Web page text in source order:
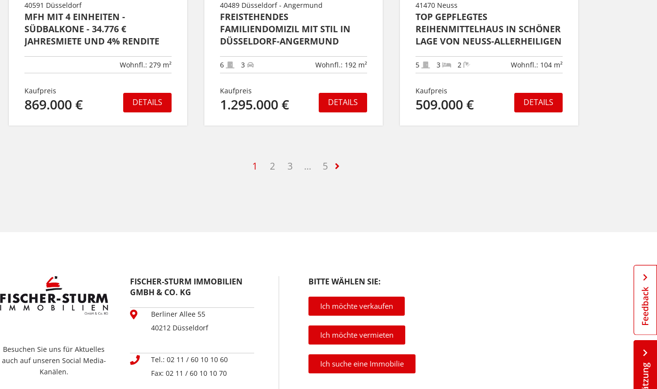
40591 Düsseldorf
MFH MIT 4 EINHEITEN -
SÜDBALKONE - 34.776 €
JAHRESMIETE UND 4% RENDITE
Wohnfl.: 279 m²
Kaufpreis
869.000 € DETAILS
40489 Düsseldorf - Angermund
FREISTEHENDES
FAMILIENDOMIZIL MIT STIL IN
DÜSSELDORF-ANGERMUND
6 3 Wohnfl.: 192 m²
Kaufpreis
1.295.000 € DETAILS
41470 Neuss
TOP GEPFLEGTES
REIHENMITTELHAUS IN SCHÖNER
LAGE VON NEUSS-ALLERHEILIGEN
5 3 2 Wohnfl.: 104 m²
Kaufpreis
509.000 € DETAILS
1 2 3 … 5
Besuchen Sie uns für Aktuelles
auch auf unseren Social Media-
Kanälen.
FISCHER-STURM IMMOBILIEN
GMBH & CO. KG
Berliner Allee 55
40212 Düsseldorf
Tel.: 02 11 / 60 10 10 60
Fax: 02 11 / 60 10 10 70
BITTE WÄHLEN SIE:
Ich möchte verkaufen
Ich möchte vermieten
Ich suche eine Immobilie